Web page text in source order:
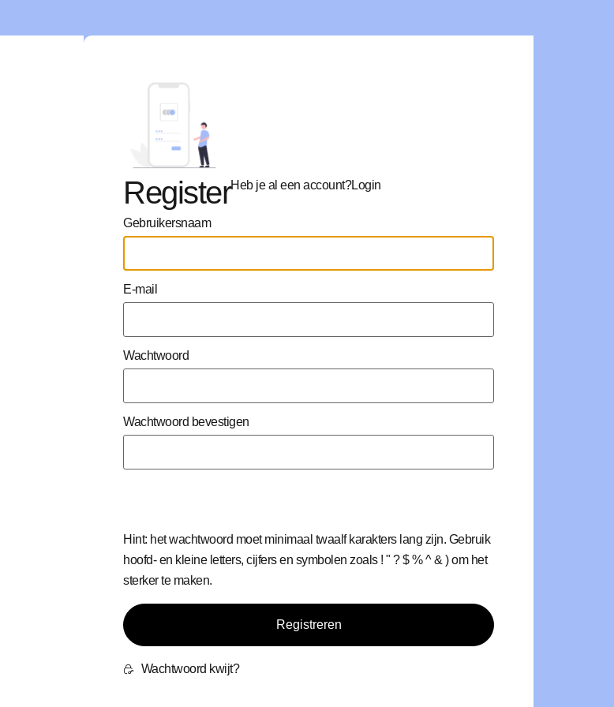
RegisterHeb je al een account?Login
Gebruikersnaam
E-mail
Wachtwoord
Wachtwoord bevestigen
Hint: het wachtwoord moet minimaal twaalf karakters lang zijn. Gebruik
hoofd- en kleine letters, cijfers en symbolen zoals ! " ? $ % ^ & ) om het
sterker te maken.
Registreren
Wachtwoord kwijt?